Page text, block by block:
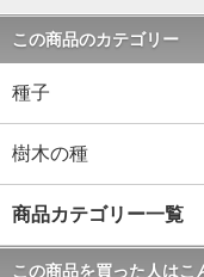
この商品のカテゴリー
種子
樹木の種
商品カテゴリー一覧
この商品を買った人はこ